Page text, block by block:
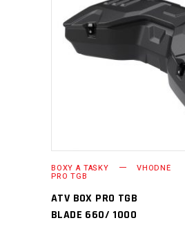
PŘIDAT DO KOŠÍKU
BOXY A TAŠKY VHODNÉ
PRO TGB
ATV BOX PRO TGB
BLADE 660/ 1000